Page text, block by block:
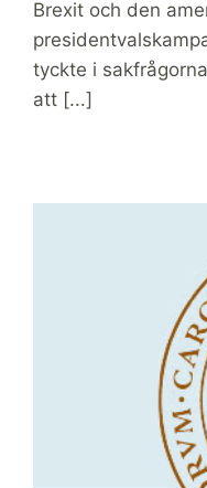
Brexit och den
tyckte i
att [...]